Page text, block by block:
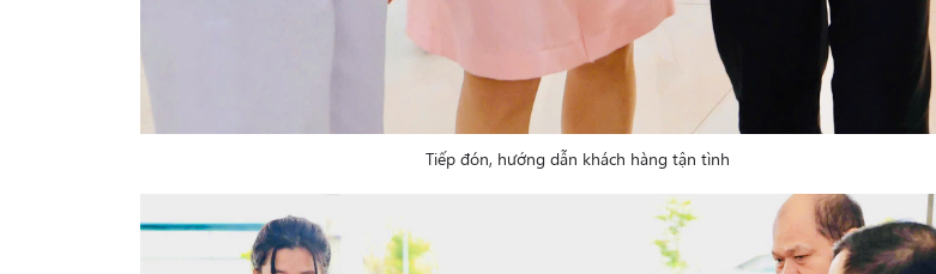
Tiếp đón, hướng dẫn khách hàng tận tình